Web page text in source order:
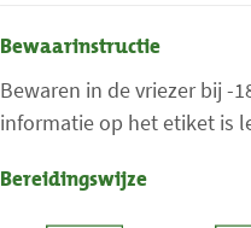
Bewaarinstructie
Bewaren in de vriezer bij -
informatie op het etiket is
Bereidingswijze